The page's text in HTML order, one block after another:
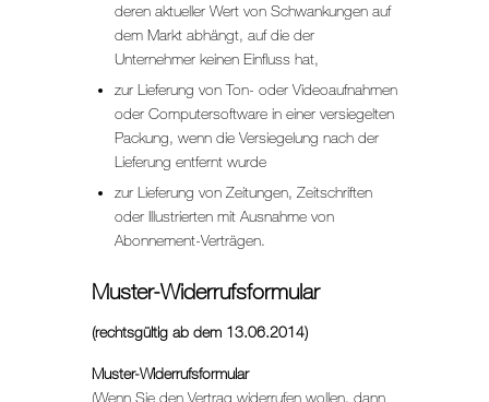
deren aktueller Wert von Schwankungen auf
dem Markt abhängt, auf die der
Unternehmer keinen Einfluss hat,
zur Lieferung von Ton- oder Videoaufnahmen
oder Computersoftware in einer versiegelten
Packung, wenn die Versiegelung nach der
Lieferung entfernt wurde
zur Lieferung von Zeitungen, Zeitschriften
oder Illustrierten mit Ausnahme von
Abonnement-Verträgen.
Muster-Widerrufsformular
(rechtsgültig ab dem 13.06.2014)
Muster-Widerrufsformular
(Wenn Sie den Vertrag widerrufen wollen, dann